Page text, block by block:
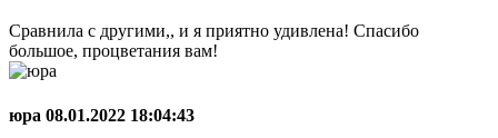
Сравнила с другими,, и я приятно удивлена! Спасибо
большое, процветания вам!
юра 08.01.2022 18:04:43